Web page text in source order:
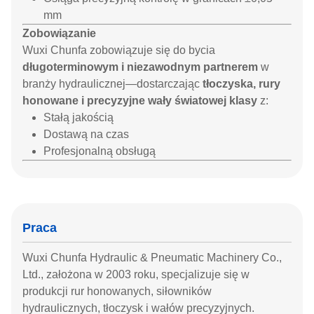
mm
Zobowiązanie
Wuxi Chunfa zobowiązuje się do bycia
długoterminowym i niezawodnym partnerem w
branży hydraulicznej—dostarczając tłoczyska, rury
honowane i precyzyjne wały światowej klasy z:
Stałą jakością
Dostawą na czas
Profesjonalną obsługą
Praca
Wuxi Chunfa Hydraulic & Pneumatic Machinery Co.,
Ltd., założona w 2003 roku, specjalizuje się w
produkcji rur honowanych, siłowników
hydraulicznych, tłoczysk i wałów precyzyjnych.